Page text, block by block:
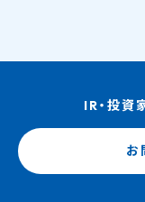
IR・投資
お